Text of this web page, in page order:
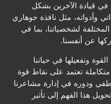
في قيادة الآخرين بشكل
وأدواته، مثل نافذة جوهاري
لشخصياتنا، بما في
عن أنفسنا.
وتفعيلها في حياتنا
تعتمد على نقاط قوة
ودوره في إدارة مشاعرنا
هذا الفهم إلى تأثير